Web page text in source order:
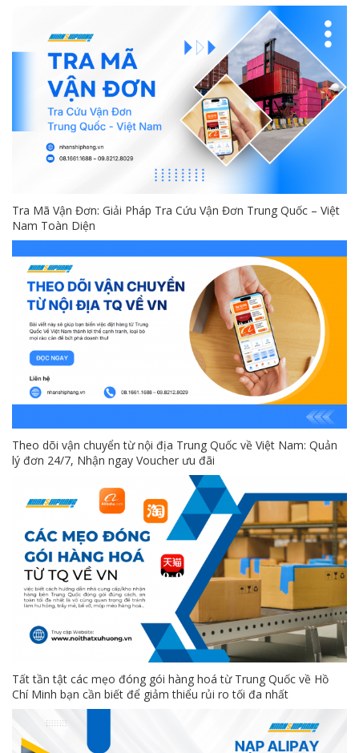
Tra Mã Vận Đơn: Giải Pháp Tra Cứu Vận Đơn Trung Quốc – Việt
Nam Toàn Diện
Theo dõi vận chuyển từ nội địa Trung Quốc về Việt Nam: Quản
lý đơn 24/7, Nhận ngay Voucher ưu đãi
Tất tần tật các mẹo đóng gói hàng hoá từ Trung Quốc về Hồ
Chí Minh bạn cần biết để giảm thiểu rủi ro tối đa nhất